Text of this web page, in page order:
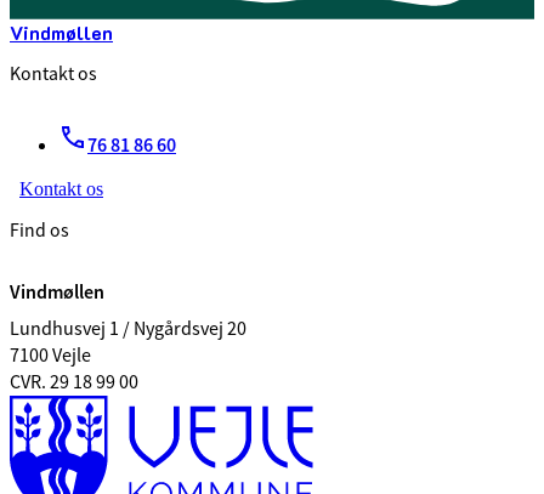
Vindmøllen
Kontakt os
76 81 86 60
Kontakt os
Find os
Vindmøllen
Lundhusvej 1 / Nygårdsvej 20
7100 Vejle
CVR. 29 18 99 00